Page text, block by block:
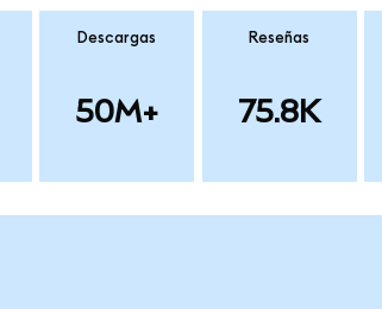
Descargas
50M+
Reseñas
75.8K